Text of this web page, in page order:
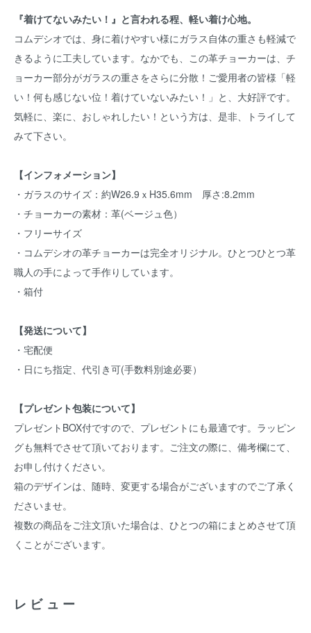
『着けてないみたい！』と言われる程、軽い着け心地。
コムデシオでは、身に着けやすい様にガラス自体の重さも軽減で
きるように工夫しています。なかでも、この革チョーカーは、チ
ョーカー部分がガラスの重さをさらに分散！ご愛用者の皆様「軽
い！何も感じない位！着けていないみたい！」と、大好評です。
気軽に、楽に、おしゃれしたい！という方は、是非、トライして
みて下さい。
【インフォメーション】
・ガラスのサイズ：約W26.9ｘH35.6mm 厚さ:8.2mm
・チョーカーの素材：革(ベージュ色）
・フリーサイズ
・コムデシオの革チョーカーは完全オリジナル。ひとつひとつ革
職人の手によって手作りしています。
・箱付
【発送について】
・宅配便
・日にち指定、代引き可(手数料別途必要）
【プレゼント包装について】
プレゼントBOX付ですので、プレゼントにも最適です。ラッピン
グも無料でさせて頂いております。ご注文の際に、備考欄にて、
お申し付けください。
箱のデザインは、随時、変更する場合がございますのでご了承く
ださいませ。
複数の商品をご注文頂いた場合は、ひとつの箱にまとめさせて頂
くことがございます。
レビュー